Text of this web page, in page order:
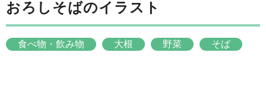
おろしそばのイラスト
食べ物・飲み物 大根 野菜 そば